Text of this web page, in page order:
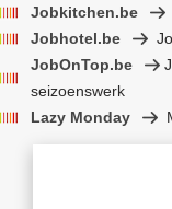
Jobkitchen.be
Jobhotel.be
JobOnTop.be
seizoenswerk
Lazy Monday